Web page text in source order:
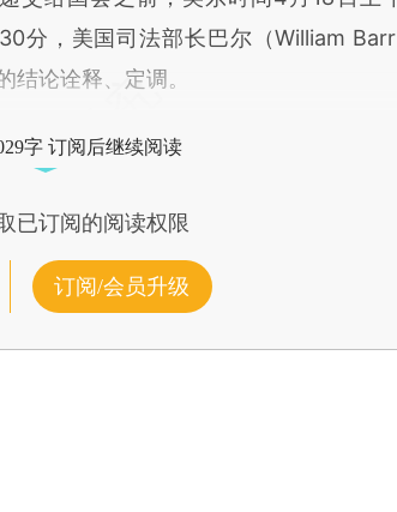
30分，美国司法部长巴尔（William
结论诠释、定调。
字 订阅后继续阅读
已订阅的阅读权限
订阅/会员升级